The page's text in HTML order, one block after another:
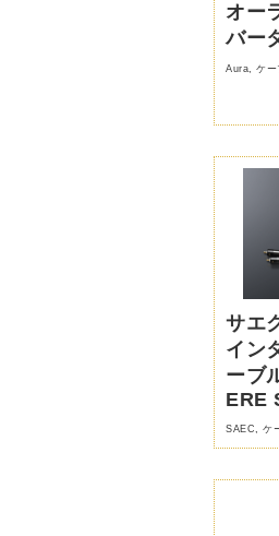
オー
バー
Aura, ケー
サエ
イン
ーブ
ERE
SAEC, ケ